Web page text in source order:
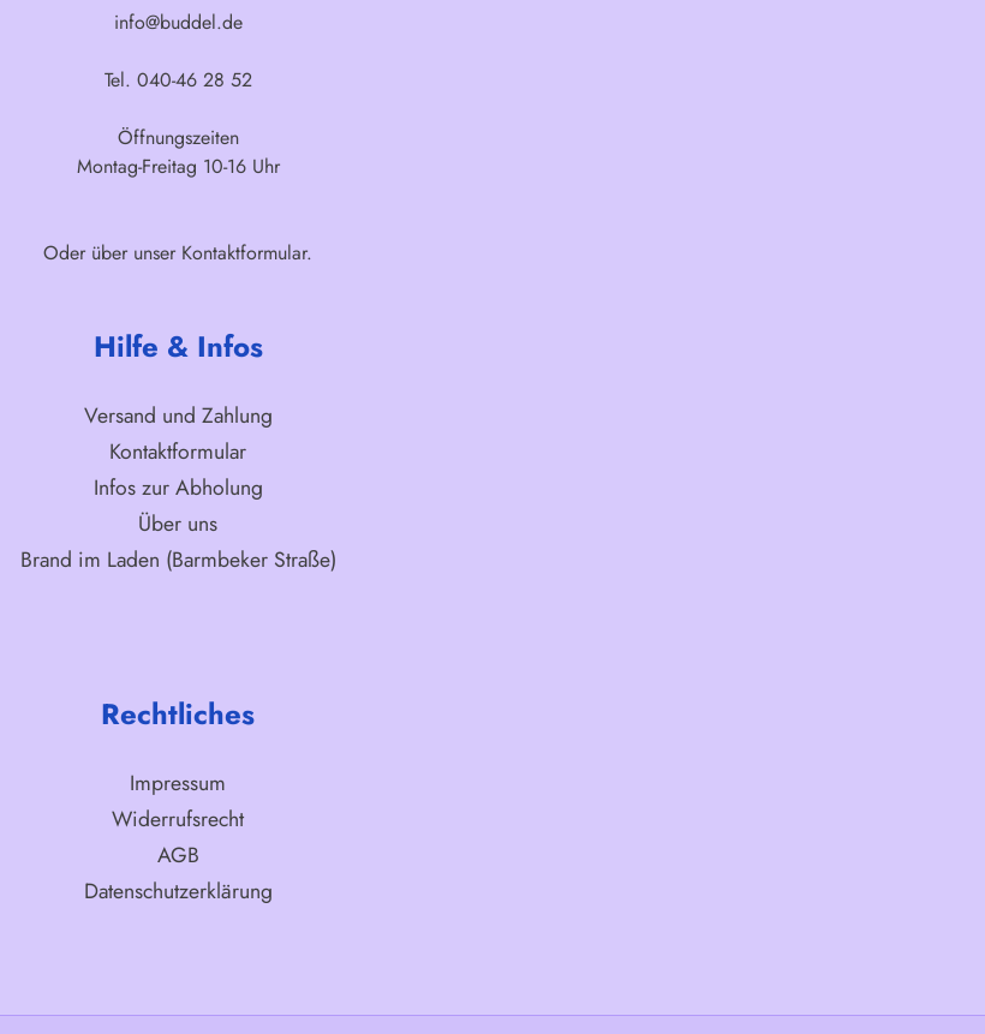
info@buddel.de
Tel. 040-46 28 52
Öffnungszeiten
Montag-Freitag 10-16 Uhr
Oder über unser Kontaktformular.
Hilfe & Infos
Versand und Zahlung
Kontaktformular
Infos zur Abholung
Über uns
Brand im Laden (Barmbeker Straße)
Rechtliches
Impressum
Widerrufsrecht
AGB
Datenschutzerklärung